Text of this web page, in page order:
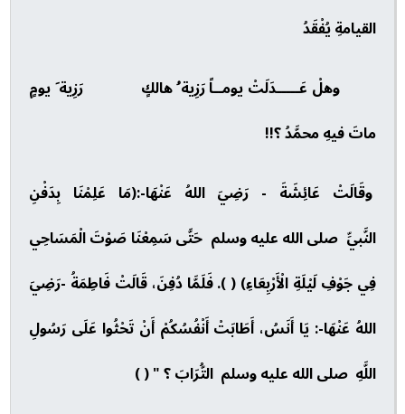
القيامةِ يُفْقَدُ
وهلْ عَـــــدَلَتْ يومــاً رَزِية ُ هالكٍ رَزِية َ يومٍ
ماتَ فيهِ محمَّدُ ؟!!
وقَالَتْ عَائِشَةَ - رَضِيَ اللهُ عَنْهَا-:(مَا عَلِمْنَا بِدَفْنِ
النَّبيِّ صلى الله عليه وسلم حَتَّى سَمِعْنَا صَوْتَ الْمَسَاحِي
فِي جَوْفِ لَيْلَةِ الْأَرْبِعَاءِ) ( ). فَلَمَّا دُفِنَ، قَالَتْ فَاطِمَةُ -رَضِيَ
اللهُ عَنْهَا-: يَا أَنَسُ، أَطَابَتْ أَنْفُسُكُمْ أَنْ تَحْثُوا عَلَى رَسُولِ
اللَّهِ صلى الله عليه وسلم التُّرَابَ ؟ " ( )